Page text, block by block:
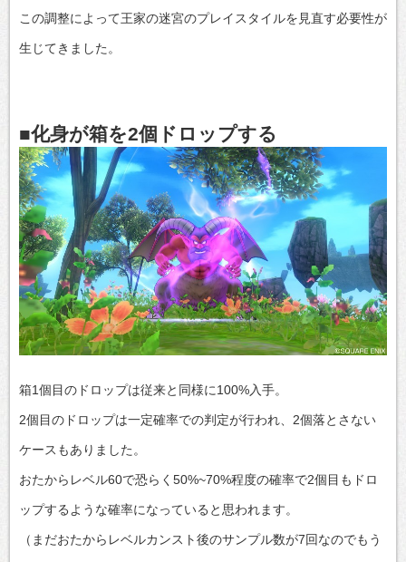
この調整によって王家の迷宮のプレイスタイルを見直す必要性が
生じてきました。
■化身が箱を2個ドロップする
箱1個目のドロップは従来と同様に100%入手。
2個目のドロップは一定確率での判定が行われ、2個落とさない
ケースもありました。
おたからレベル60で恐らく50%~70%程度の確率で2個目もドロ
ップするような確率になっていると思われます。
（まだおたからレベルカンスト後のサンプル数が7回なのでもう